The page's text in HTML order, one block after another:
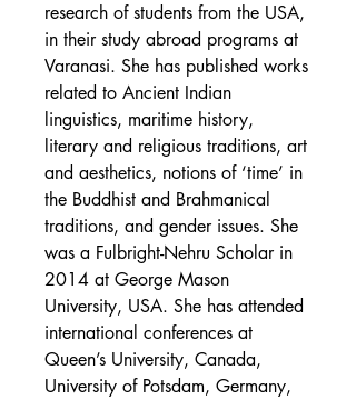
research of students from the USA,
in their study abroad programs at
Varanasi. She has published works
related to Ancient Indian
linguistics, maritime history,
literary and religious traditions, art
and aesthetics, notions of ‘time’ in
the Buddhist and Brahmanical
traditions, and gender issues. She
was a Fulbright-Nehru Scholar in
2014 at George Mason
University, USA. She has attended
international conferences at
Queen’s University, Canada,
University of Potsdam, Germany,